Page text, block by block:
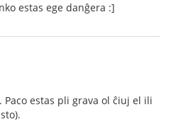
estas ege danĝera :]
estas pli grava ol ĉiuj el ili